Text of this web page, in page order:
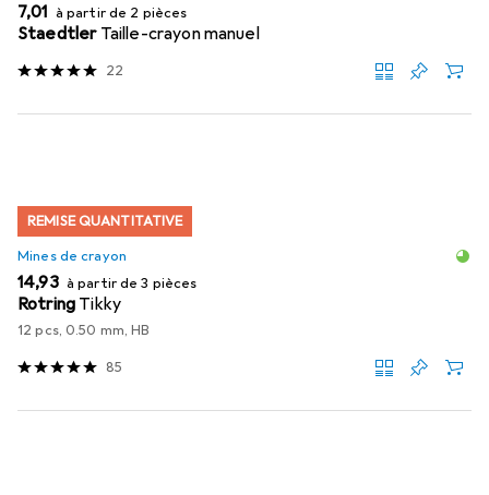
EUR
7,01 à partir de 2 pièces
Staedtler Taille-crayon manuel
22
REMISE QUANTITATIVE
Mines de crayon
EUR
14,93 à partir de 3 pièces
Rotring Tikky
12 pcs, 0.50 mm, HB
85